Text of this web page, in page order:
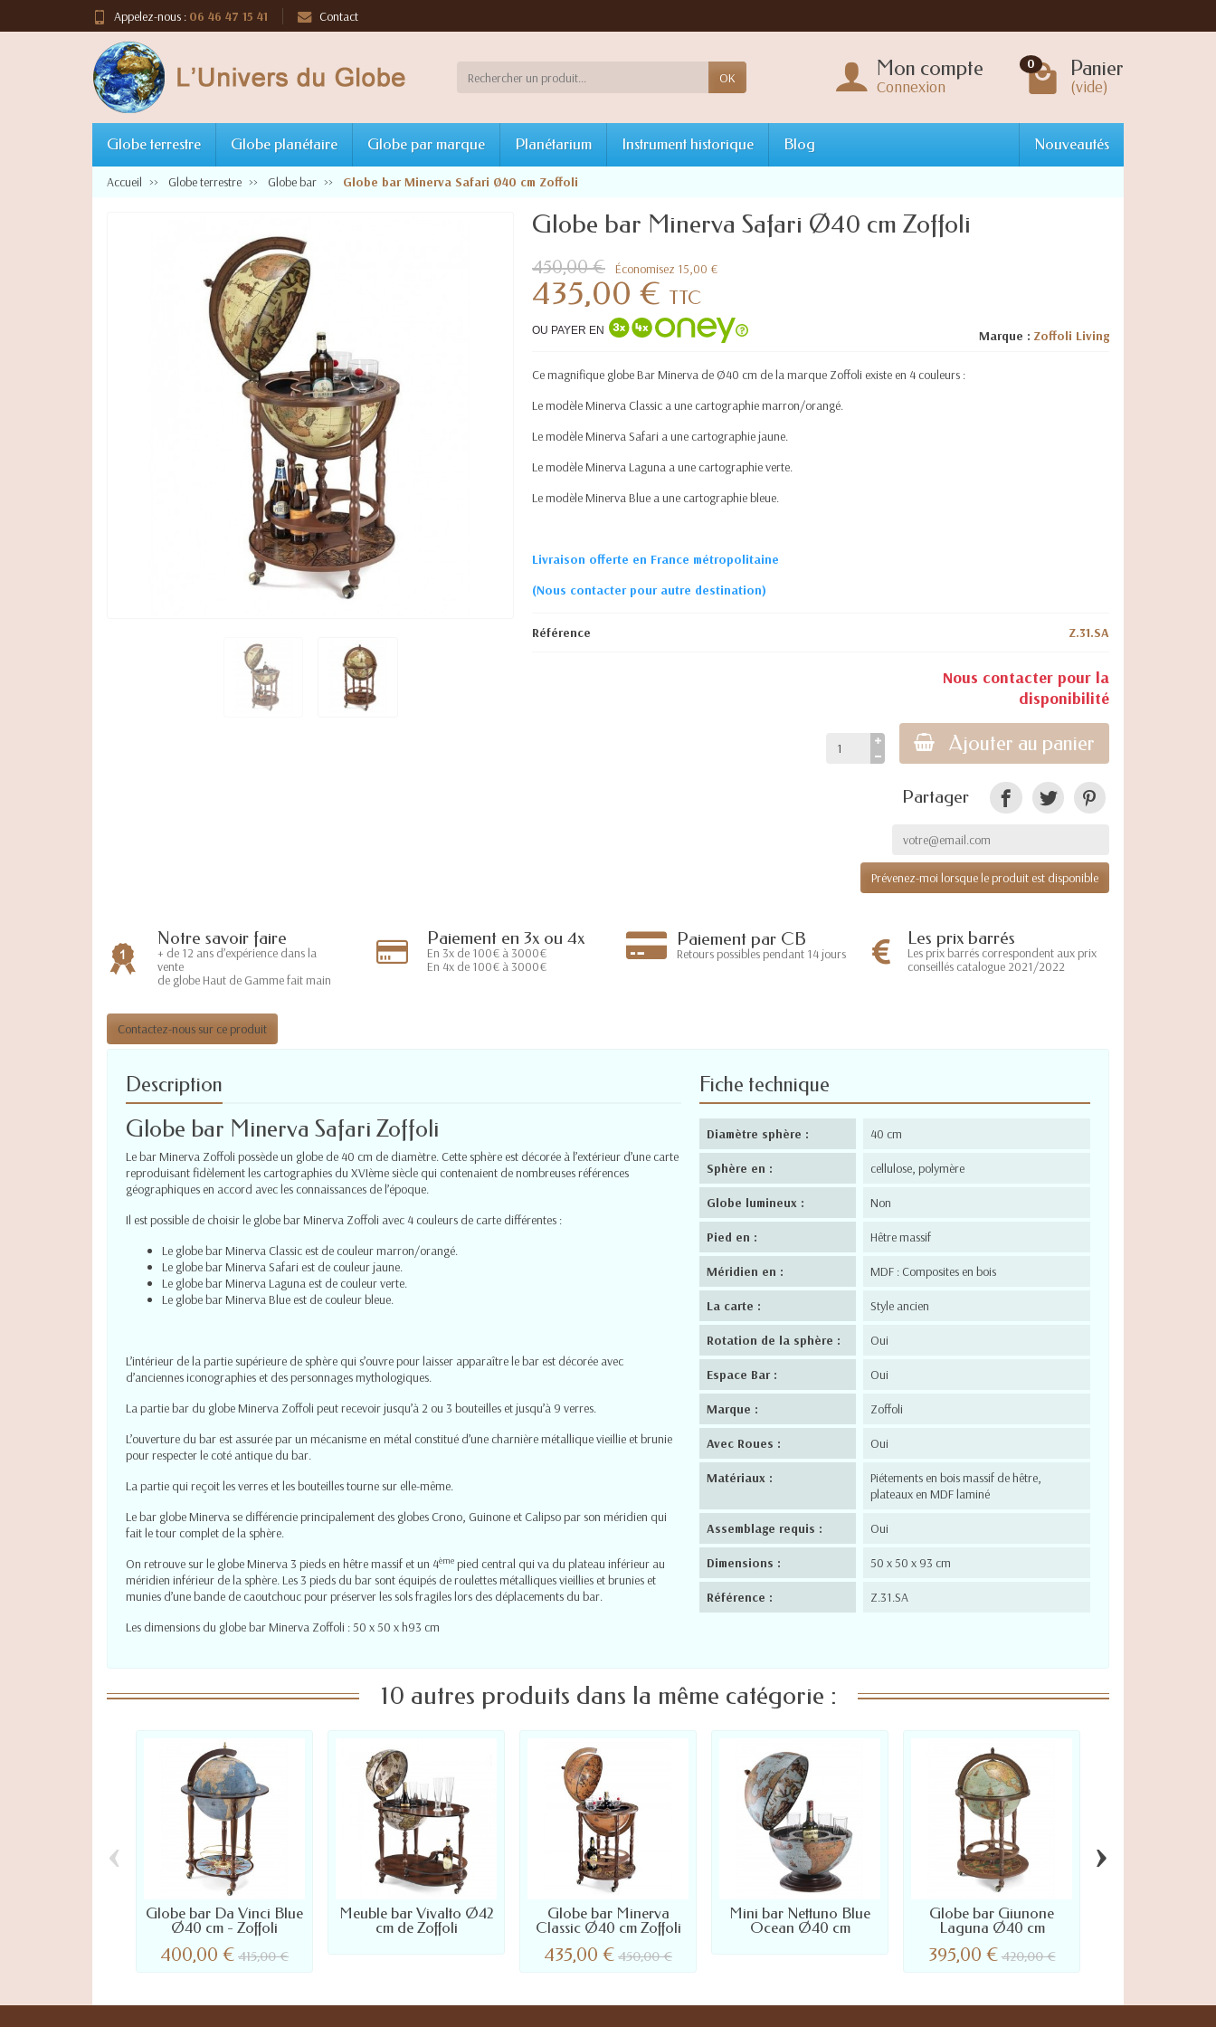
Appelez-nous : 06 46 47 15 41 Contact
OK Mon compte
Connexion
0 Panier
(vide)
Globe terrestre Globe planétaire Globe par marque Planétarium Instrument historique Blog Nouveautés
Accueil Globe terrestre Globe bar Globe bar Minerva Safari Ø40 cm Zoffoli
Globe bar Minerva Safari Ø40 cm Zoffoli
Marque : Zoffoli Living
450,00 € Économisez 15,00 €
435,00 € TTC
OU PAYER EN
Ce magnifique globe Bar Minerva de Ø40 cm de la marque Zoffoli existe en 4 couleurs :
Le modèle Minerva Classic a une cartographie marron/orangé.
Le modèle Minerva Safari a une cartographie jaune.
Le modèle Minerva Laguna a une cartographie verte.
Le modèle Minerva Blue a une cartographie bleue.
Livraison offerte en France métropolitaine
(Nous contacter pour autre destination)
Référence Z.31.SA
Nous contacter pour la
disponibilité
Ajouter au panier
Partager
Prévenez-moi lorsque le produit est disponible
Notre savoir faire
+ de 12 ans d’expérience dans la
vente
de globe Haut de Gamme fait main
Paiement en 3x ou 4x
En 3x de 100€ à 3000€
En 4x de 100€ à 3000€
Paiement par CB
Retours possibles pendant 14 jours
Les prix barrés
Les prix barrés correspondent aux prix
conseillés catalogue 2021/2022
Contactez-nous sur ce produit
Description
Globe bar Minerva Safari Zoffoli
Le bar Minerva Zoffoli possède un globe de 40 cm de diamètre. Cette sphère est décorée à l’extérieur d’une carte
reproduisant fidèlement les cartographies du XVIème siècle qui contenaient de nombreuses références
géographiques en accord avec les connaissances de l’époque.
Il est possible de choisir le globe bar Minerva Zoffoli avec 4 couleurs de carte différentes :
Le globe bar Minerva Classic est de couleur marron/orangé.
Le globe bar Minerva Safari est de couleur jaune.
Le globe bar Minerva Laguna est de couleur verte.
Le globe bar Minerva Blue est de couleur bleue.
L’intérieur de la partie supérieure de sphère qui s’ouvre pour laisser apparaître le bar est décorée avec
d’anciennes iconographies et des personnages mythologiques.
La partie bar du globe Minerva Zoffoli peut recevoir jusqu’à 2 ou 3 bouteilles et jusqu’à 9 verres.
L’ouverture du bar est assurée par un mécanisme en métal constitué d’une charnière métallique vieillie et brunie
pour respecter le coté antique du bar.
La partie qui reçoit les verres et les bouteilles tourne sur elle-même.
Le bar globeMinerva se différencie principalement des globes Crono, Guinone et Calipsopar son méridien qui
fait le tour complet de la sphère.
On retrouve sur le globe Minerva 3 pieds en hêtre massif et un 4ème pied central qui va du plateau inférieur au
méridien inférieur de la sphère. Les 3 pieds du bar sont équipés de roulettes métalliques vieillies et brunies et
munies d’une bande de caoutchouc pour préserver les sols fragiles lors des déplacements du bar.
Les dimensions du globe bar Minerva Zoffoli : 50 x 50 x h93 cm
Fiche technique
Diamètre sphère : 40 cm
Sphère en : cellulose, polymère
Globe lumineux : Non
Pied en : Hêtre massif
Méridien en : MDF : Composites en bois
La carte : Style ancien
Rotation de la sphère : Oui
Espace Bar : Oui
Marque : Zoffoli
Avec Roues : Oui
Matériaux :
Piétements en bois massif de hêtre,
plateaux en MDF laminé
Assemblage requis : Oui
Dimensions : 50 x 50 x 93 cm
Référence : Z.31.SA
10 autres produits dans la même catégorie :
Globe bar Da Vinci Blue
Ø40 cm - Zoffoli
400,00 € 415,00 €
Meuble bar Vivalto Ø42
cm de Zoffoli
Globe bar Minerva
Classic Ø40 cm Zoffoli
435,00 € 450,00 €
Mini bar Nettuno Blue
Ocean Ø40 cm
Globe bar Giunone
Laguna Ø40 cm
395,00 €420,00 €
‹ ›